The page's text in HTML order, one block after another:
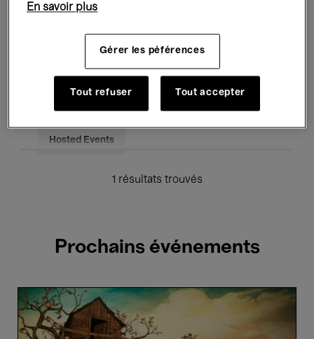
Pour tous Kids’ Palace
Enseignement Visites guidées
Hosted Events
1 résultats trouvés
Prochains événements
Les
Contes
du
Pommier
En savoir plus
Gérer les péférences
Tout refuser Tout accepter